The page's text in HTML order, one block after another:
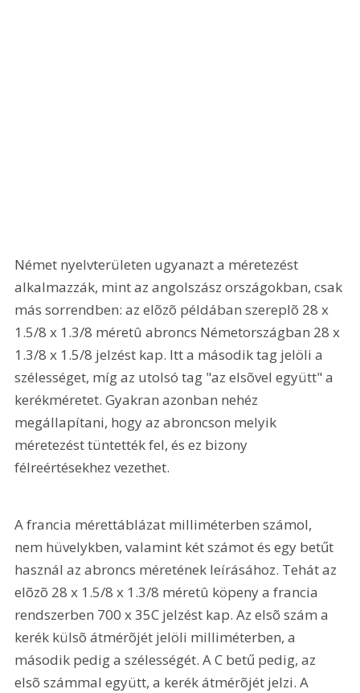
Német nyelvterületen ugyanazt a méretezést
alkalmazzák, mint az angolszász országokban, csak
más sorrendben: az elõzõ példában szereplõ 28 x
1.5/8 x 1.3/8 méretû abroncs Németországban 28 x
1.3/8 x 1.5/8 jelzést kap. Itt a második tag jelöli a
szélességet, míg az utolsó tag "az elsõvel együtt" a
kerékméretet. Gyakran azonban nehéz
megállapítani, hogy az abroncson melyik
méretezést tüntették fel, és ez bizony
félreértésekhez vezethet.
A francia mérettáblázat milliméterben számol,
nem hüvelykben, valamint két számot és egy betűt
használ az abroncs méretének leírásához. Tehát az
elõzõ 28 x 1.5/8 x 1.3/8 méretû köpeny a francia
rendszerben 700 x 35C jelzést kap. Az elsõ szám a
kerék külsõ átmérõjét jelöli milliméterben, a
második pedig a szélességét. A C betű pedig, az
elsõ számmal együtt, a kerék átmérõjét jelzi. A